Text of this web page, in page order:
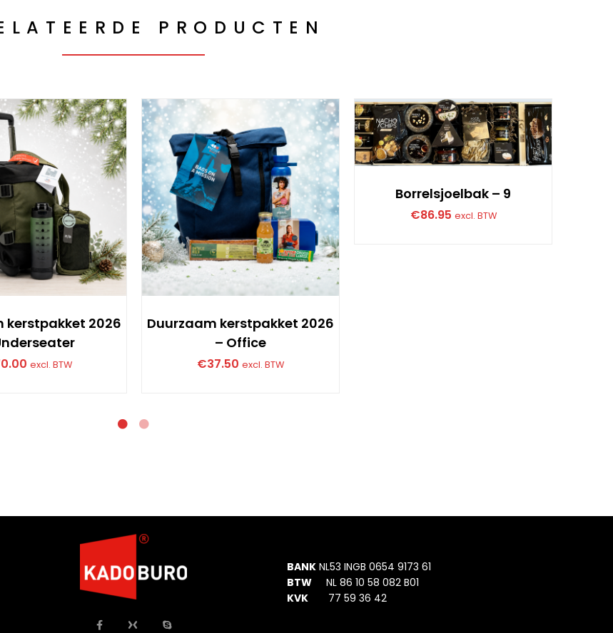
PRODUCTEN
kerstpakket 2026
excl. BTW
Duurzaam kerstpakket 2026
– Office
€37.50 excl. BTW
Borrelsjoelbak – 9
€86.95 excl. BTW
BANK NL53 INGB 0654 9173 61
BTW NL 86 10 58 082 B01
KVK 77 59 36 42